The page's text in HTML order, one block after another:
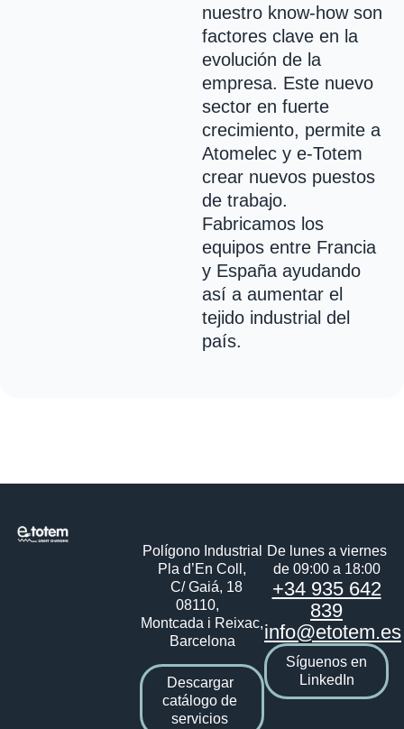
nuestro know-how son
factores clave en la
evolución de la
empresa. Este nuevo
sector en fuerte
crecimiento, permite a
Atomelec y e-Totem
crear nuevos puestos
de trabajo.
Fabricamos los
equipos entre Francia
y España ayudando
así a aumentar el
tejido industrial del
país.
Polígono Industrial
Pla d’En Coll,
C/ Gaiá, 18
08110,
Montcada i Reixac,
Barcelona
Descargar
catálogo de
servicios
De lunes a viernes
de 09:00 a 18:00
+34 935 642
839
info@etotem.es
Síguenos en
LinkedIn